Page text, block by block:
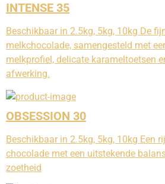
INTENSE 35
Beschikbaar in 2.5kg, 5kg, 10kg De
melkchocolade, samengesteld met
melkprofiel, delicate karameltoetsen
afwerking.
OBSESSION 30
Beschikbaar in 2.5kg, 5kg, 10kg Een
chocolade met een uitstekende
zoetheid